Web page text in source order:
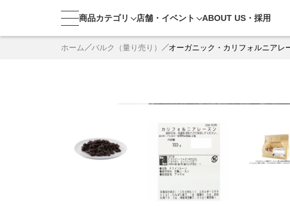
商品カテゴリ 店舗・ イベント ABOUT US・ 採用
ホーム バルク（量り売り） オーガニック・カリフォルニアレ